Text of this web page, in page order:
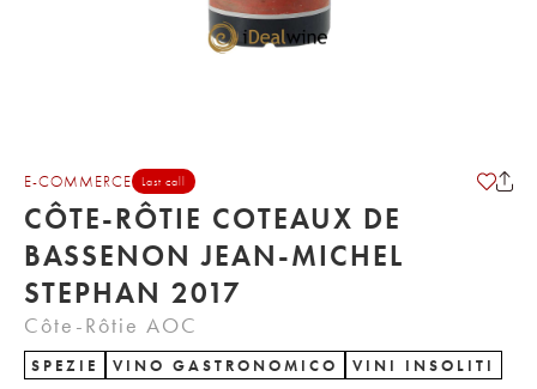
E-COMMERCE Last call
CÔTE-RÔTIE COTEAUX DE
BASSENON JEAN-MICHEL
STEPHAN 2017
Côte-Rôtie AOC
SPEZIE VINO GASTRONOMICO VINI INSOLITI